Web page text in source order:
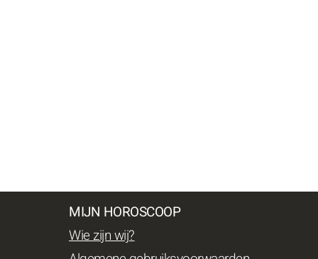
MIJN HOROSCOOP
Wie zijn wij?